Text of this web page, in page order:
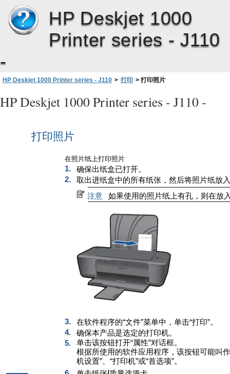
HP Deskjet 1000
Printer series - J110
-
HP Deskjet 1000 Printer series - J110 > 打印 > 打印照片
HP Deskjet 1000 Printer series - J110 -
打印照片
在照片纸上打印照片
1.
确保出纸盒已打开。
2.
取出进纸盒中的所有纸张，然后将照片纸放
注意
如果使用的照片纸上有孔，则在放
3.
在软件程序的“文件”菜单中，单击“打印”。
4.
确保本产品是选定的打印机。
5.
单击该按钮打开“属性”对话框。
根据所使用的软件应用程序，该按钮可能叫作
机设置”、“打印机”或“首选项”。
第